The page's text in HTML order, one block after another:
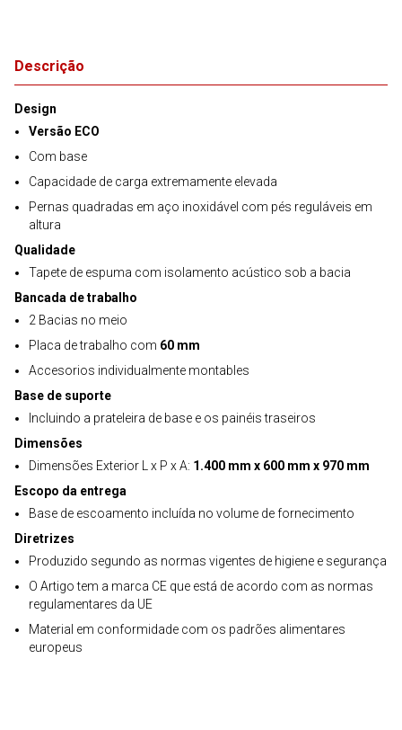
Descrição
Design
Versão ECO
Com base
Capacidade de carga extremamente elevada
Pernas quadradas em aço inoxidável com pés reguláveis em
altura
Qualidade
Tapete de espuma com isolamento acústico sob a bacia
Bancada de trabalho
2 Bacias no meio
Placa de trabalho com 60 mm
Accesorios individualmente montables
Base de suporte
Incluindo a prateleira de base e os painéis traseiros
Dimensões
Dimensões Exterior L x P x A: 1.400 mm x 600 mm x 970 mm
Escopo da entrega
Base de escoamento incluída no volume de fornecimento
Diretrizes
Produzido segundo as normas vigentes de higiene e segurança
O Artigo tem a marca CE que está de acordo com as normas
regulamentares da UE
Material em conformidade com os padrões alimentares
europeus